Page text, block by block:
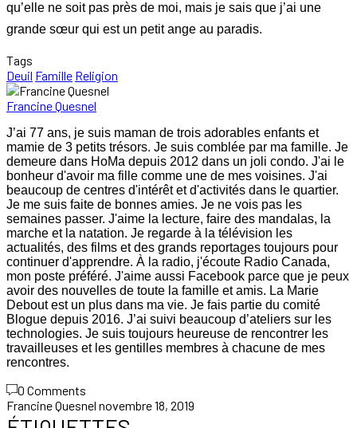
qu’elle ne soit pas près de moi, mais je sais que j’ai une
grande sœur qui est un petit ange au paradis.
Tags
Deuil Famille Religion
Francine Quesnel
J’ai 77 ans, je suis maman de trois adorables enfants et
mamie de 3 petits trésors. Je suis comblée par ma famille. Je
demeure dans HoMa depuis 2012 dans un joli condo. J'ai le
bonheur d'avoir ma fille comme une de mes voisines. J'ai
beaucoup de centres d'intérêt et d'activités dans le quartier.
Je me suis faite de bonnes amies. Je ne vois pas les
semaines passer. J'aime la lecture, faire des mandalas, la
marche et la natation. Je regarde à la télévision les
actualités, des films et des grands reportages toujours pour
continuer d'apprendre. À la radio, j'écoute Radio Canada,
mon poste préféré. J'aime aussi Facebook parce que je peux
avoir des nouvelles de toute la famille et amis. La Marie
Debout est un plus dans ma vie. Je fais partie du comité
Blogue depuis 2016. J’ai suivi beaucoup d’ateliers sur les
technologies. Je suis toujours heureuse de rencontrer les
travailleuses et les gentilles membres à chacune de mes
rencontres.
0 Comments
Francine Quesnel novembre 18, 2019